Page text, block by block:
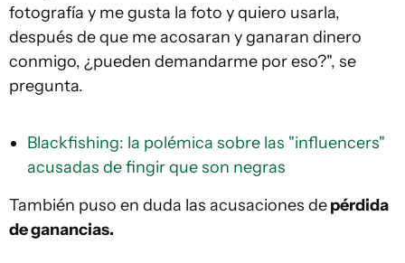
fotografía y me gusta la foto y quiero usarla,
después de que me acosaran y ganaran dinero
conmigo, ¿pueden demandarme por eso?", se
pregunta.
Blackfishing: la polémica sobre las "influencers"
acusadas de fingir que son negras
También puso en duda las acusaciones depérdida
de ganancias.